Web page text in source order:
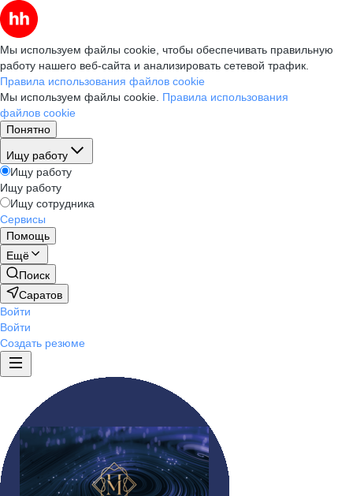
Мы используем файлы cookie, чтобы обеспечивать правильную
работу нашего веб-сайта и анализировать сетевой трафик.
Правила использования файлов cookie
Мы используем файлы cookie. Правила использования
файлов cookie
Понятно
Ищу работу
Ищу работу
Ищу работу
Ищу сотрудника
Сервисы
Помощь
Ещё
Поиск
Саратов
Войти
Войти
Создать резюме